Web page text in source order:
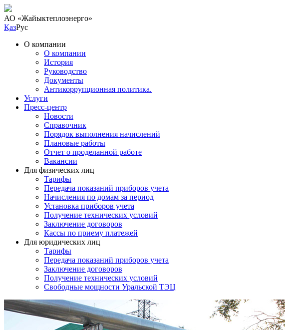
АО «Жайыктеплоэнерго»
ҚазРус
О компании
О компании
История
Руководство
Документы
Антикоррупционная политика.
Услуги
Пресс-центр
Новости
Справочник
Порядок выполнения начислений
Плановые работы
Отчет о проделанной работе
Вакансии
Для физических лиц
Тарифы
Передача показаний приборов учета
Начисления по домам за период
Установка приборов учета
Получение технических условий
Заключение договоров
Кассы по приему платежей
Для юридических лиц
Тарифы
Передача показаний приборов учета
Заключение договоров
Получение технических условий
Свободные мощности Уральской ТЭЦ